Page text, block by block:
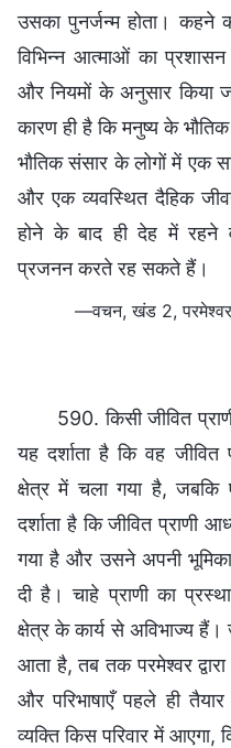
उसका पुनर्जन्म होता। कहने
विभिन्न आत्माओं का
और नियमों के अनुसार किया
कारण ही है कि मनुष्य के
भौतिक संसार के लोगों में एक
और एक व्यवस्थित दैहिक
होने के बाद ही देह में रहने
प्रजनन करते रह सकते हैं।
—वचन, खंड 2, परमेश्वर
590. किसी जीवित
यह दर्शाता है कि वह जीवित
क्षेत्र में चला गया है,
दर्शाता है कि जीवित प्राणी
गया है और उसने अपनी
दी है। चाहे प्राणी का
क्षेत्र के कार्य से अविभाज्य
आता है, तब तक परमेश्वर
और परिभाषाएँ पहले ही
व्यक्ति किस परिवार में